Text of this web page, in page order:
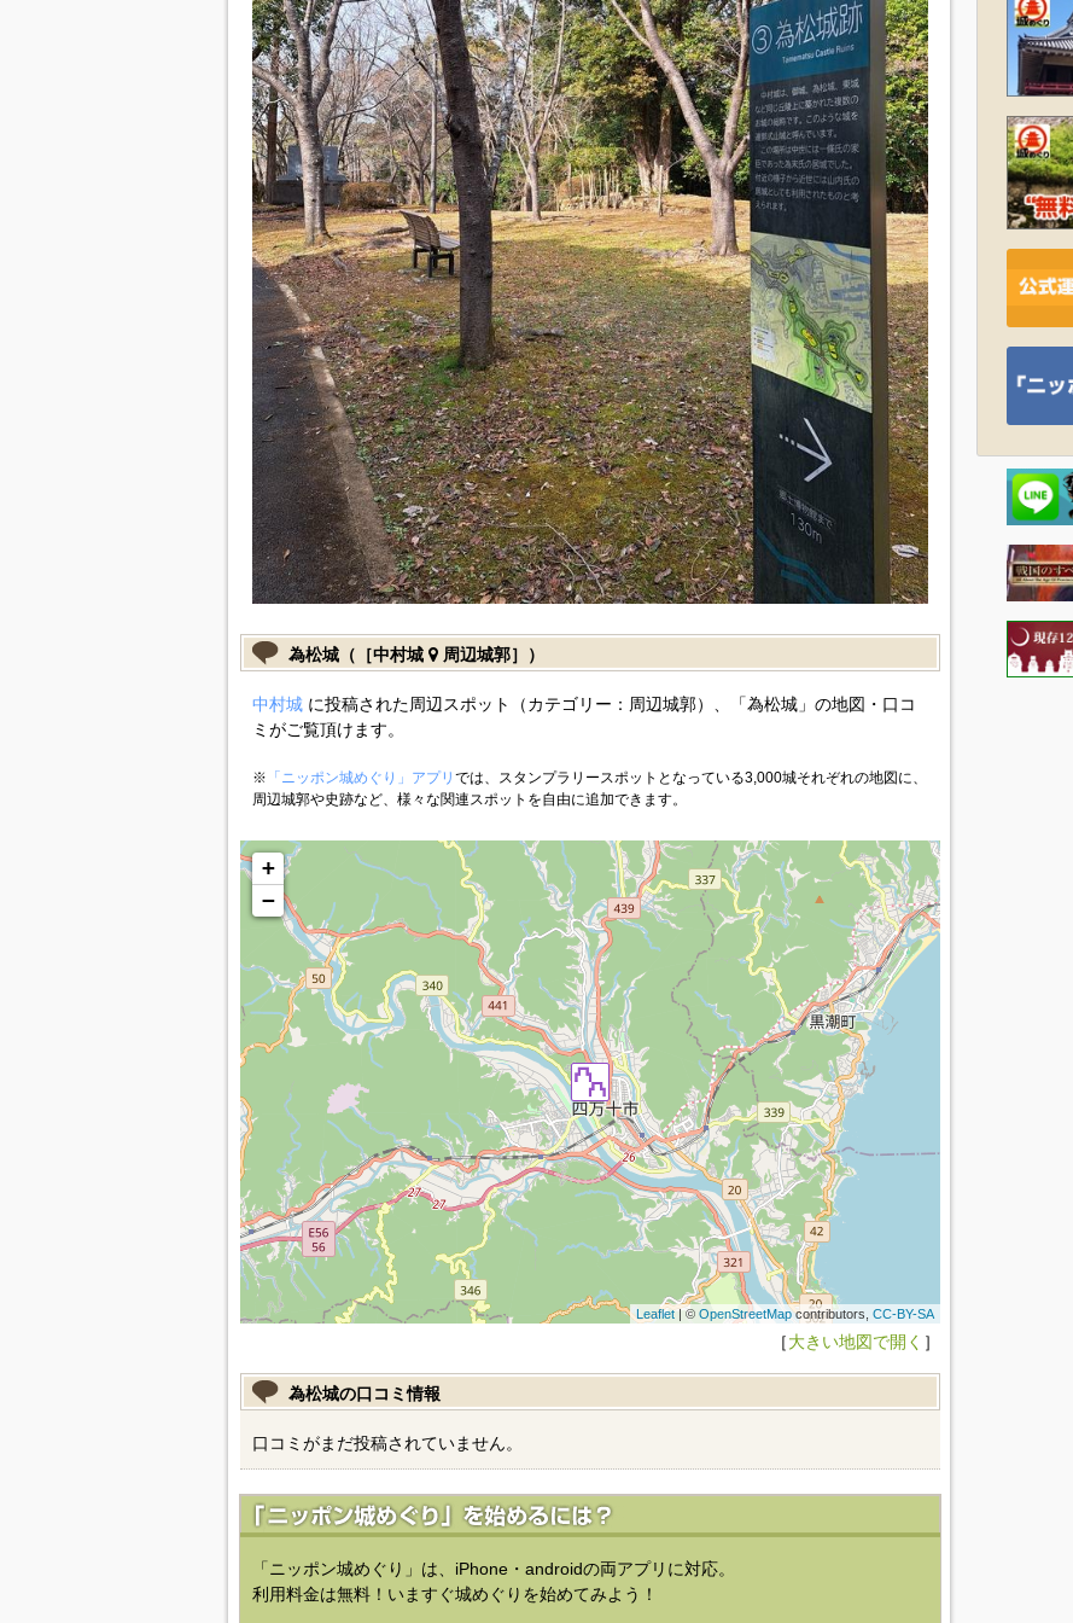
為松城（［中村城 周辺城郭］）
中村城に投稿された周辺スポット（カテゴリー：周辺城郭）、「為松城」の地図・口コ
ミがご覧頂けます。
※ 「ニッポン城めぐり」アプリ では、スタンプラリースポットとなっている3,000城それぞれの地図に、
周辺城郭や史跡など、様々な関連スポットを自由に追加できます。
+
−
Leaflet| © OpenStreetMapcontributors, CC-BY-SA
［大きい地図で開く ］
為松城の口コミ情報
口コミがまだ投稿されていません。
「ニッポン城めぐり」は、iPhone・androidの両アプリに対応。
利用料金は無料！いますぐ城めぐりを始めてみよう！